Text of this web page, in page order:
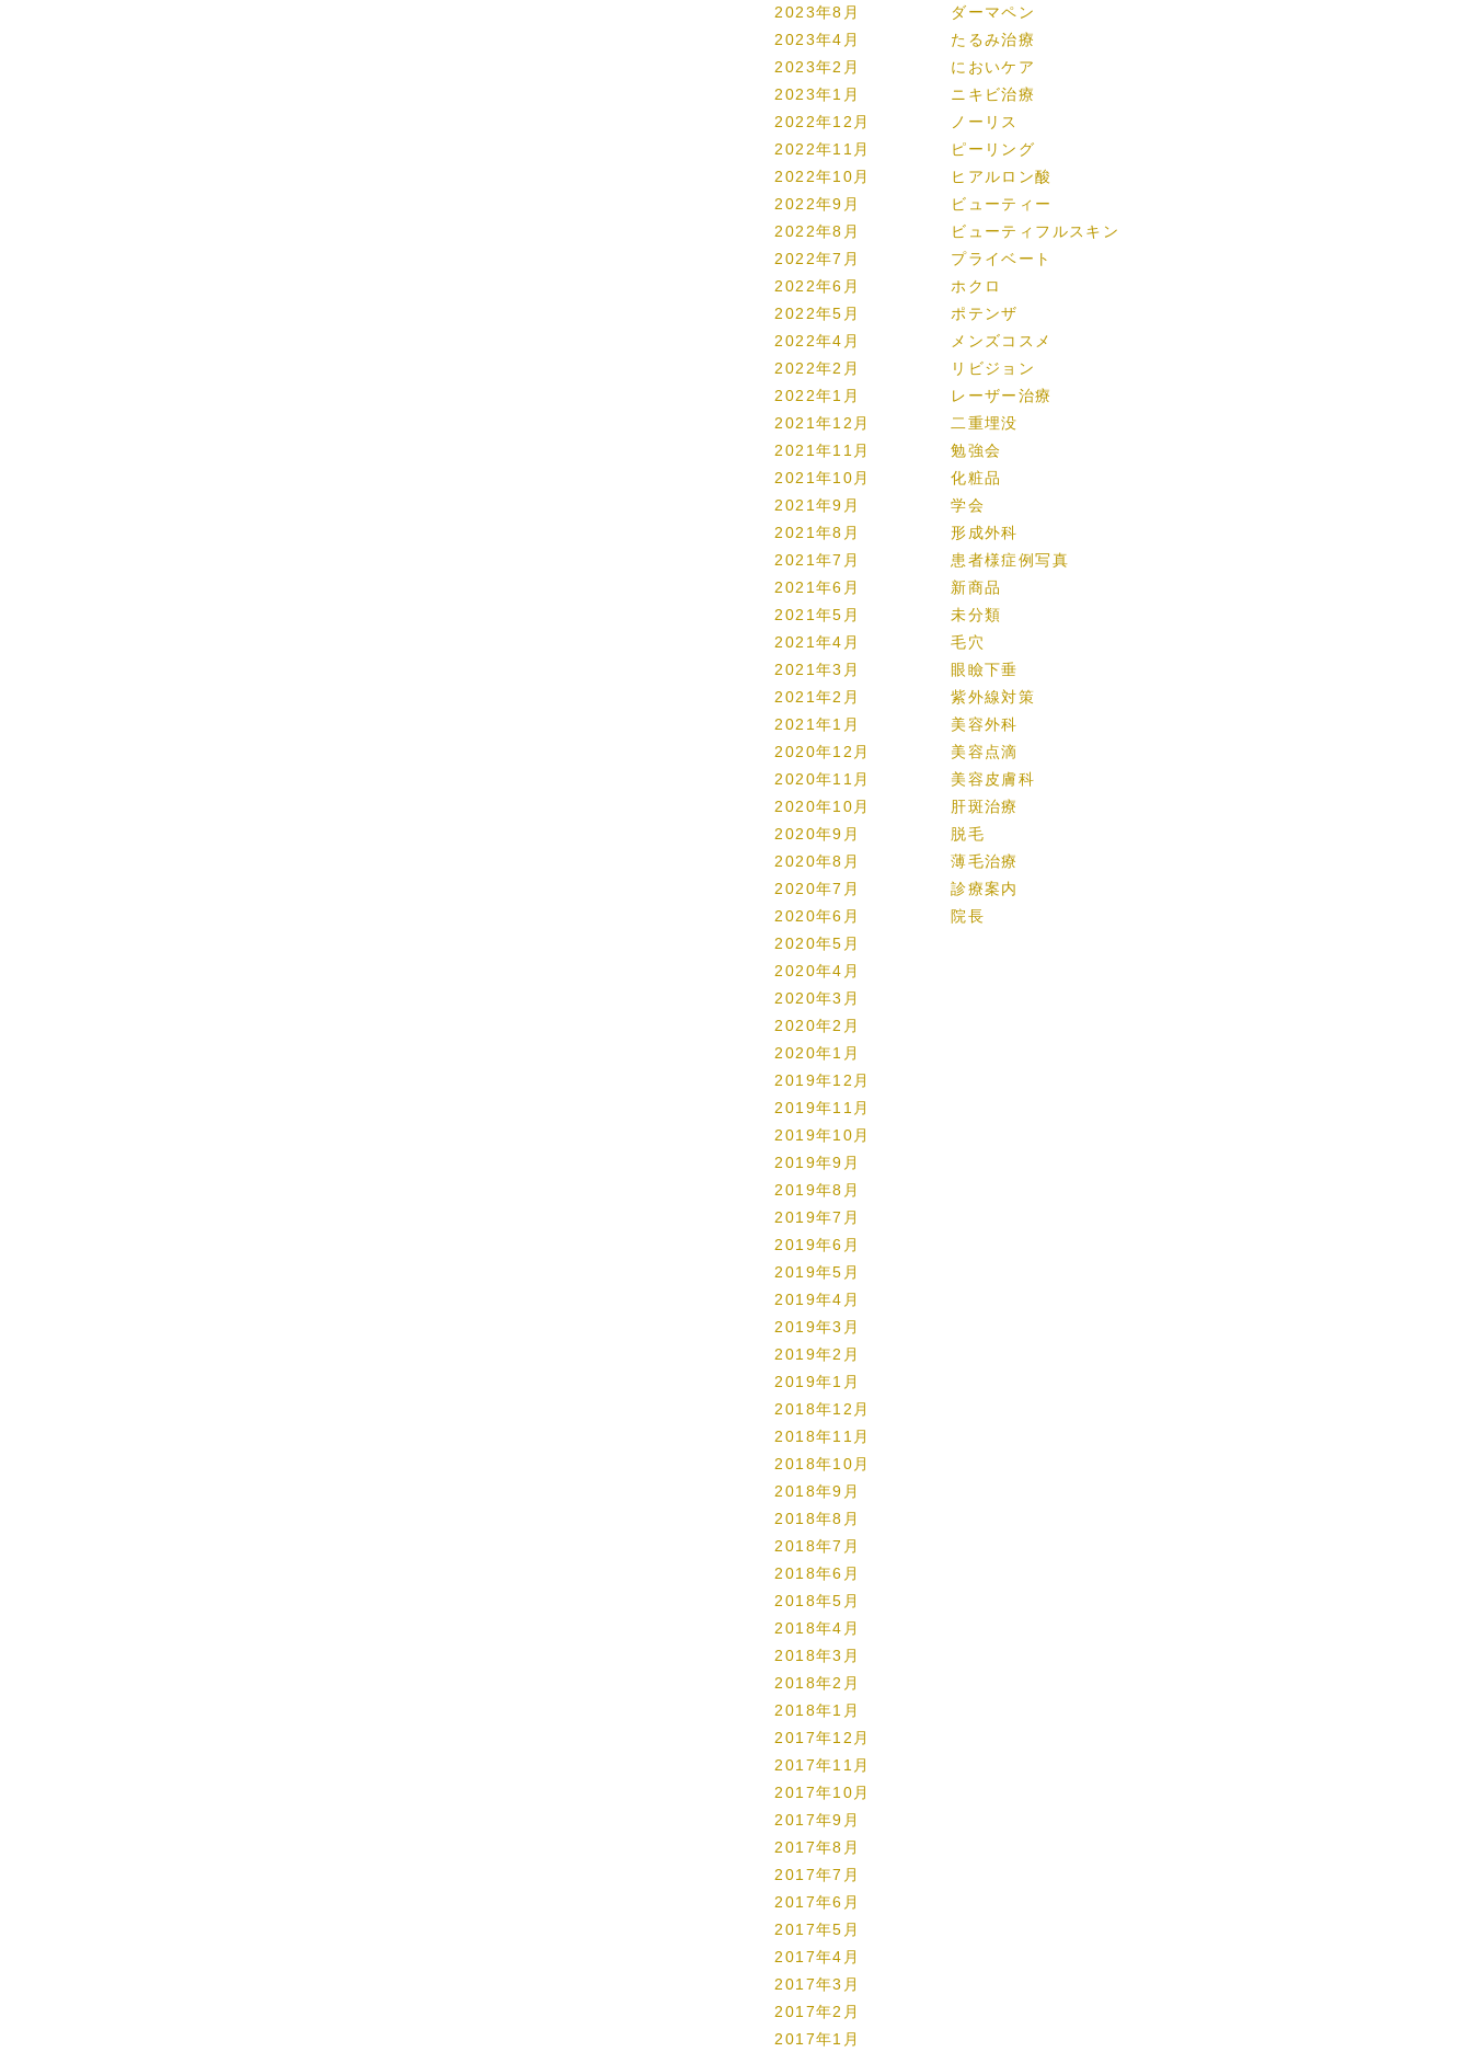
2023年8月
2023年4月
2023年2月
2023年1月
2022年12月
2022年11月
2022年10月
2022年9月
2022年8月
2022年7月
2022年6月
2022年5月
2022年4月
2022年2月
2022年1月
2021年12月
2021年11月
2021年10月
2021年9月
2021年8月
2021年7月
2021年6月
2021年5月
2021年4月
2021年3月
2021年2月
2021年1月
2020年12月
2020年11月
2020年10月
2020年9月
2020年8月
2020年7月
2020年6月
2020年5月
2020年4月
2020年3月
2020年2月
2020年1月
2019年12月
2019年11月
2019年10月
2019年9月
2019年8月
2019年7月
2019年6月
2019年5月
2019年4月
2019年3月
2019年2月
2019年1月
2018年12月
2018年11月
2018年10月
2018年9月
2018年8月
2018年7月
2018年6月
2018年5月
2018年4月
2018年3月
2018年2月
2018年1月
2017年12月
2017年11月
2017年10月
2017年9月
2017年8月
2017年7月
2017年6月
2017年5月
2017年4月
2017年3月
2017年2月
2017年1月
ダーマペン
たるみ治療
においケア
ニキビ治療
ノーリス
ピーリング
ヒアルロン酸
ビューティー
ビューティフルスキン
プライベート
ホクロ
ポテンザ
メンズコスメ
リビジョン
レーザー治療
二重埋没
勉強会
化粧品
学会
形成外科
患者様症例写真
新商品
未分類
毛穴
眼瞼下垂
紫外線対策
美容外科
美容点滴
美容皮膚科
肝斑治療
脱毛
薄毛治療
診療案内
院長